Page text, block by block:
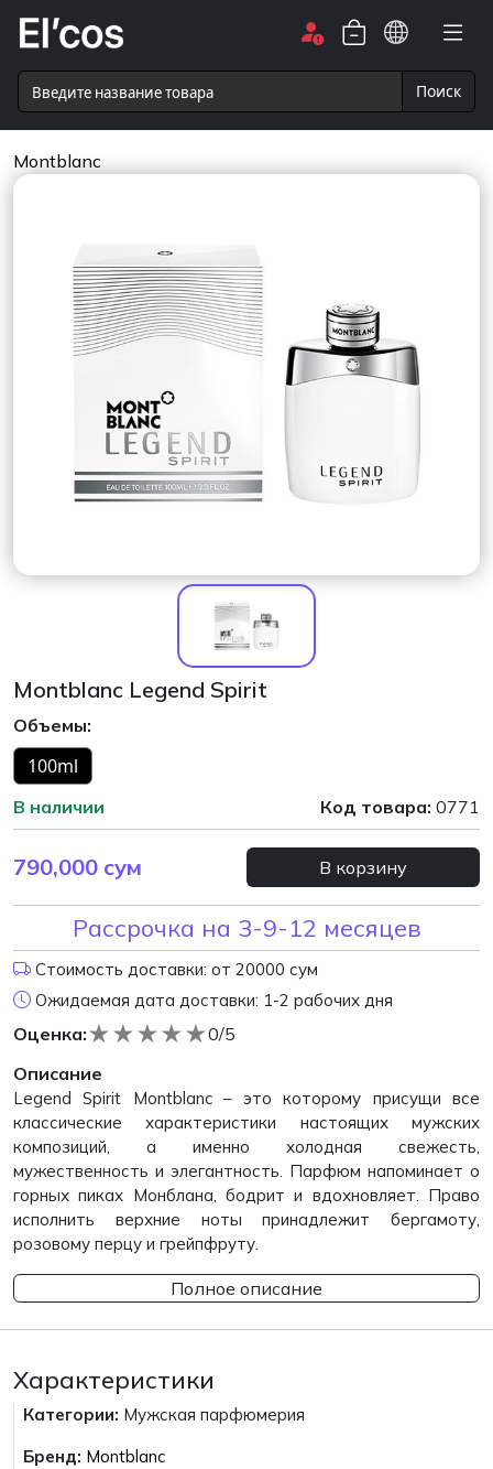
Поиск
Montblanc
Montblanc Legend Spirit
Объемы:
100ml
В наличии Код товара: 0771
790,000 сум В корзину
Рассрочка на 3-9-12 месяцев
Стоимость доставки: от 20000 сум
Ожидаемая дата доставки: 1-2 рабочих дня
Оценка: ★
★
★
★
★
0/5
Описание
Legend Spirit Montblanc – это которому присущи все
классические характеристики настоящих мужских
композиций, а именно холодная свежесть,
мужественность и элегантность. Парфюм напоминает о
горных пиках Монблана, бодрит и вдохновляет. Право
исполнить верхние ноты принадлежит бергамоту,
розовому перцу и грейпфруту.
Полное описание
Характеристики
Категории: Мужская парфюмерия
Бренд: Montblanc